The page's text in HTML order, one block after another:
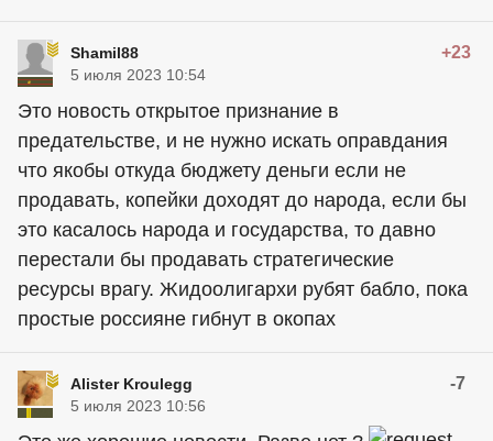
Shamil88 +23
5 июля 2023 10:54
Это новость открытое признание в
предательстве, и не нужно искать оправдания
что якобы откуда бюджету деньги если не
продавать, копейки доходят до народа, если бы
это касалось народа и государства, то давно
перестали бы продавать стратегические
ресурсы врагу. Жидоолигархи рубят бабло, пока
простые россияне гибнут в окопах
Alister Kroulegg -7
5 июля 2023 10:56